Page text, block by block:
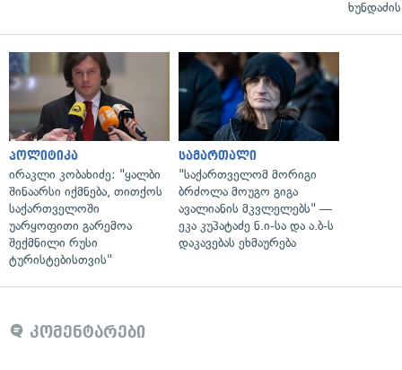
პოლიტიკა
ირაკლი კობახიძე: "ყალბი
შინაარსი იქმნება, თითქოს
საქართველოში
უარყოფითი გარემოა
შექმნილი რუსი
ტურისტებისთვის"
სამართალი
"საქართველომ მორიგი
ბრძოლა მოუგო გიგა
ავალიანის მკვლელებს" —
ეკა კუპატაძე ნ.ი-სა და ა.ბ-ს
დაკავებას ეხმაურება
კომენტარები